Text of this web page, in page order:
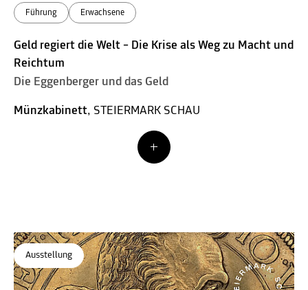
Führung Erwachsene
Geld regiert die Welt – Die Krise als Weg zu Macht und
Reichtum
Die Eggenberger und das Geld
Münzkabinett, STEIERMARK SCHAU
Ausstellung